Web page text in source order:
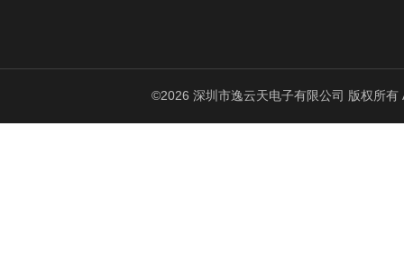
©2026 深圳市逸云天电子有限公司 版权所有